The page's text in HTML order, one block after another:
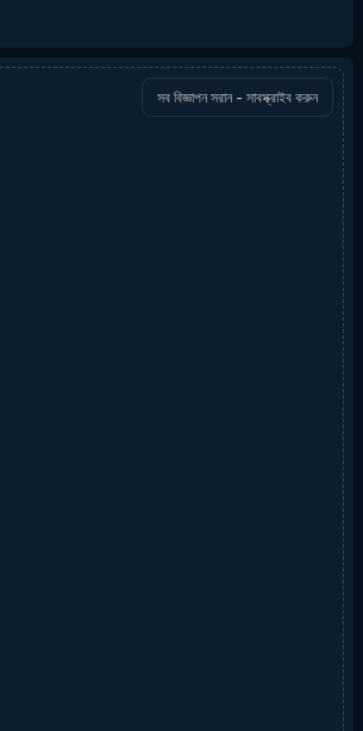
সব বিজ্ঞাপন সরান - সাবস্ক্রাইব করুন